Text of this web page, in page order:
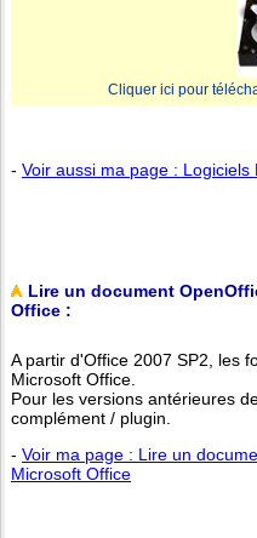
Cliquer ici pour
- Voir aussi ma page :
Lire un document
Office :
A partir d'Office 2007 SP2, les
Microsoft Office.
Pour les versions antérieures
complément / plugin.
- Voir ma page : Lire un
Microsoft Office